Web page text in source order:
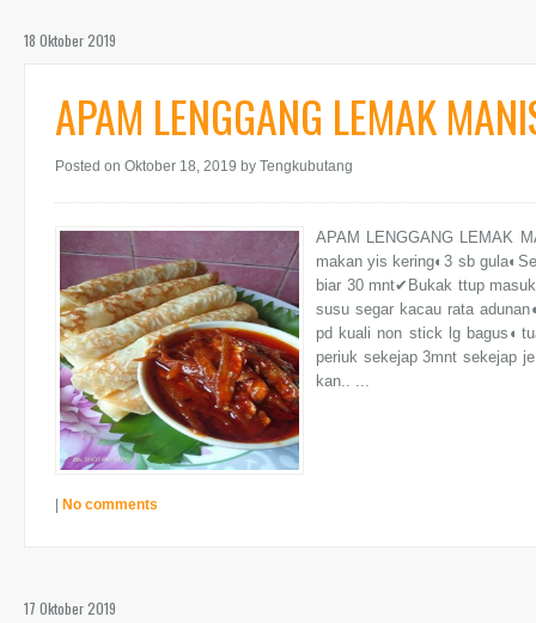
18 Oktober 2019
APAM LENGGANG LEMAK
Posted on Oktober 18, 2019 by Tengkubutang
APAM LENGGANG LEMAK
makan yis kering◐3 sb
biar 30 mnt✔Bukak ttup
susu segar kacau rata
pd kuali non stick lg
periuk sekejap 3mnt sekejap
kan.. ...
No comments
17 Oktober 2019